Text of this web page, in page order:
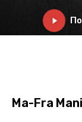
Ma-Fra